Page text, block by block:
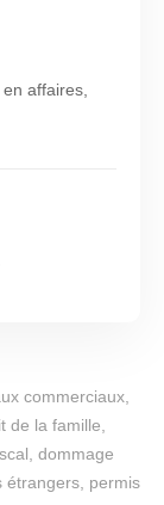
affaires,
commerciaux,
de la famille,
dommage
étrangers, permis